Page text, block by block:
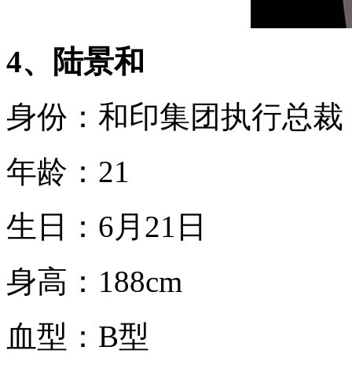
4、陆景和
身份：和印集团执行总裁
年龄：21
生日：6月21日
身高：188cm
血型：B型